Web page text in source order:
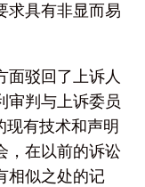
求具有非显而易
面驳回了上诉人
审判与上诉委员
现有技术和声明
，在以前的诉讼
相似之处的记